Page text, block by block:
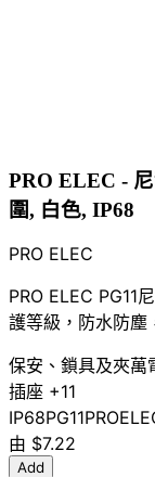
PRO ELEC -
圍, 白色, IP68
PRO ELEC
PRO ELEC PG11
護等級，防水防塵
保安、鎖具及夾萬
插座 +11
IP68PG11
由 $7.22
Add